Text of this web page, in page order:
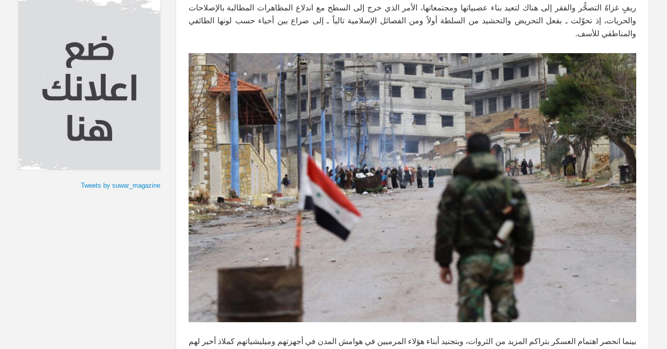
ريفٍ غزاهُ التصحُّر والفقر إلى هناك لتعيد بناء عصبياتها ومجتمعاتها، الأمر الذي خرج إلى السطح مع اندلاع المظاهرات المطالبة بالإصلاحات
والحريات، إذ تحوّلت ـ بفعل التحريض والتحشيد من السلطة أولاً ومن الفصائل الإسلامية تالياً ـ إلى صراع بين أحياء حسب لونها الطائفي
والمناطقي للأسف.
بينما انحصر اهتمام العسكر بتراكم المزيد من الثروات، وبتجنيد أبناء هؤلاء المرميين في هوامش المدن في أجهزتهم وميليشياتهم كملاذ أخير لهم
Tweets by suwar_magazine